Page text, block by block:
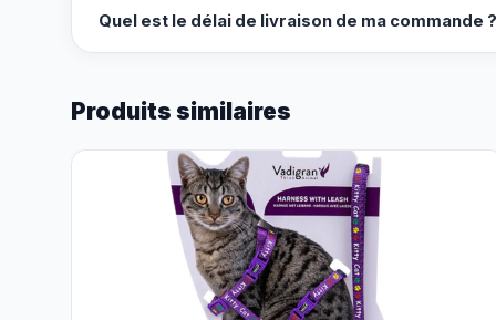
Quel est le délai de livraison de ma commande ?
Produits similaires